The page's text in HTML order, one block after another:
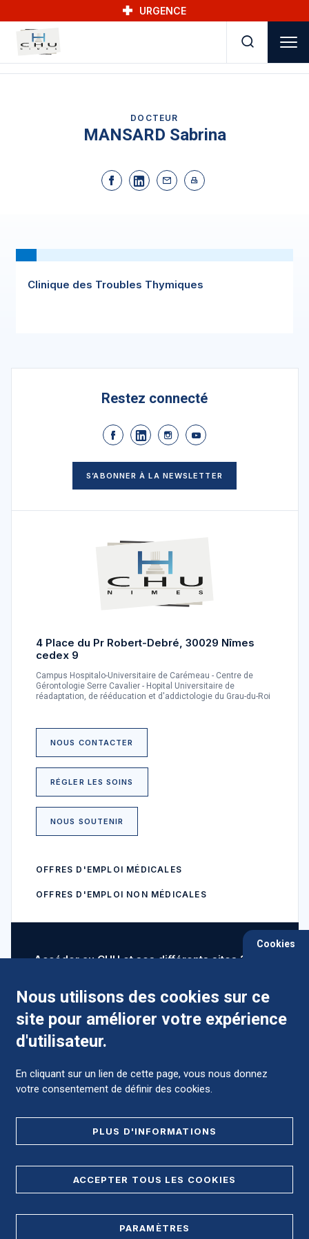
URGENCE
DOCTEUR
MANSARD Sabrina
Clinique des Troubles Thymiques
Restez connecté
S’ABONNER À LA NEWSLETTER
4 Place du Pr Robert-Debré, 30029 Nîmes
cedex 9
Campus Hospitalo-Universitaire de Carémeau - Centre de
Gérontologie Serre Cavalier - Hopital Universitaire de
réadaptation, de rééducation et d'addictologie du Grau-du-Roi
NOUS CONTACTER
RÉGLER LES SOINS
NOUS SOUTENIR
OFFRES D'EMPLOI MÉDICALES
OFFRES D'EMPLOI NON MÉDICALES
Accéder au CHU et ses différents sites ?
Comment préparer mon hospitalisation ?
PLAN DE SITE
Cookies
Nous utilisons des cookies sur ce
site pour améliorer votre expérience
d'utilisateur.
En cliquant sur un lien de cette page, vous nous donnez
votre consentement de définir des cookies.
PLUS D'INFORMATIONS
ACCEPTER TOUS LES COOKIES
PARAMÈTRES